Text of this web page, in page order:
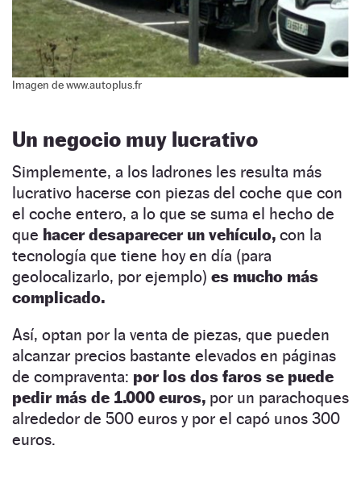
Imagen de www.autoplus.fr
Un negocio muy lucrativo
Simplemente, a los ladrones les resulta más
lucrativo hacerse con piezas del coche que con
el coche entero, a lo que se suma el hecho de
que hacer desaparecer un vehículo, con la
tecnología que tiene hoy en día (para
geolocalizarlo, por ejemplo) es mucho más
complicado.
Así, optan por la venta de piezas, que pueden
alcanzar precios bastante elevados en páginas
de compraventa: por los dos faros se puede
pedir más de 1.000 euros, por un parachoques
alrededor de 500 euros y por el capó unos 300
euros.